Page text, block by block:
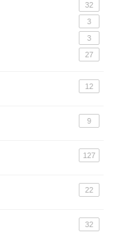
32
3
3
27
12
9
127
22
32